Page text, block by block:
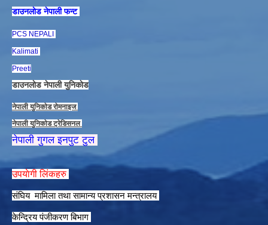
डाउनलाेड नेपाली फन्ट
PCS NEPALI
Kalimati
Preeti
डाउनलाेड नेपाली युनिकाेड
नेपाली युनिकाेड राेमनाइज
नेपाली युनिकाेड ट्रेडिसनल
नेपाली गुगल इनपुट टुल
उपयाेगी लिंकहरु
संघिय मामिला तथा सामान्य प्रशासन मन्त्रालय
केन्द्रिय पंजीकरण बिभाग